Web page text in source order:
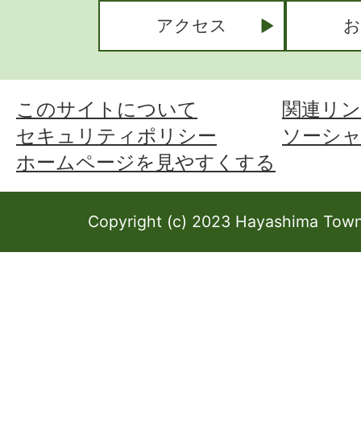
アクセス
このサイトについて
関連リ
セキュリティポリシー
ソーシ
ホームページを見やすくする
Copyright (c) 2023 Hayashima